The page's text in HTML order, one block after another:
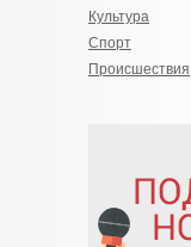
Культура
Спорт
Происшествия